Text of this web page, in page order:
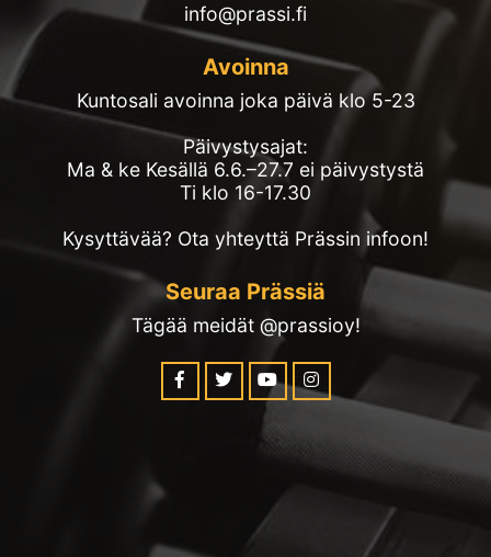
info@prassi.fi
Avoinna
Kuntosali avoinna joka päivä klo 5-23
Päivystysajat:
Ma & ke Kesällä 6.6.–27.7 ei päivystystä
Ti klo 16-17.30
Kysyttävää? Ota yhteyttä Prässin infoon!
Seuraa Prässiä
Tägää meidät @prassioy!